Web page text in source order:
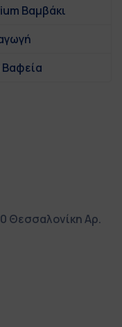
Βαμβάκι
ΘεσσαλονίκηΑρ.